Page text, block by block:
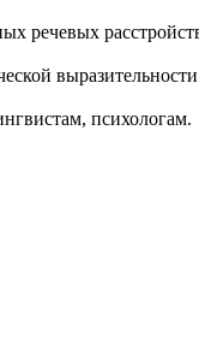
речевых
психологам.